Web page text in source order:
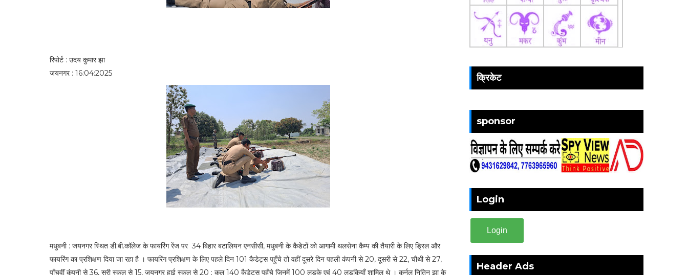
रिपोर्ट : उदय कुमार झा
जयनगर : 16:04:2025
मधुबनी : जयनगर स्थित डी.बी.कॉलेज के फायरिंग रेंज पर 34 बिहार बटालियन एनसीसी, मधुबनी के कैडेटों को आगामी थलसेना कैम्प की तैयारी के लिए ड्रिल और
फायरिंग का प्रशिक्षण दिया जा रहा है । फायरिंग प्रशिक्षण के लिए पहले दिन 101 कैडेट्स पहुँचे तो वहीं दूसरे दिन पहली कंपनी से 20, दूसरी से 22, चौथी से 27,
पाँचवीं कंपनी से 36, सूरी स्कूल से 15, जयनगर हाई स्कूल से 20 ; कुल 140 कैडेट्स पहुँचे जिनमें 100 लड़के एवं 40 लड़कियाँ शामिल थे । कर्नल नितिन झा के
क्रिकेट
sponsor
Login
Login
Header Ads